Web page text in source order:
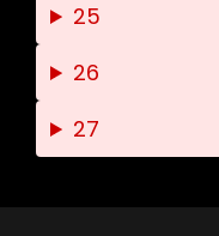
25
26
27